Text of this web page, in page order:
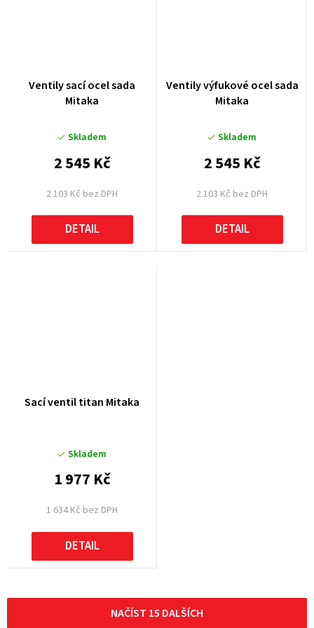
Ventily sací ocel sada
Mitaka
Skladem
2 103 Kč bez DPH
2 545 Kč
DETAIL
Ventily výfukové ocel sada
Mitaka
Skladem
2 103 Kč bez DPH
2 545 Kč
DETAIL
Sací ventil titan Mitaka
Skladem
1 634 Kč bez DPH
1 977 Kč
DETAIL
NAČÍST 15 DALŠÍCH